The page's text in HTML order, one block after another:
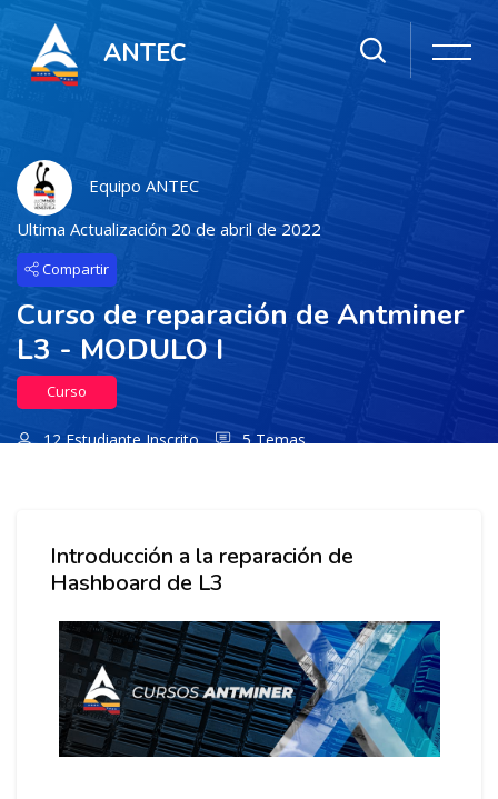
ANTEC
Equipo ANTEC
Ultima Actualización 20 de abril de 2022
Compartir
Curso de reparación de Antminer
L3 - MODULO I
Curso
12 Estudiante Inscrito 5 Temas
Introducción a la reparación de
Hashboard de L3